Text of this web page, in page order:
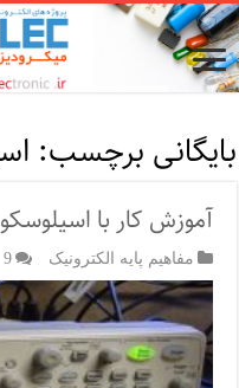
بایگانی برچسب:
آموزش کار با
مفاهیم پایه الکترونیک 9